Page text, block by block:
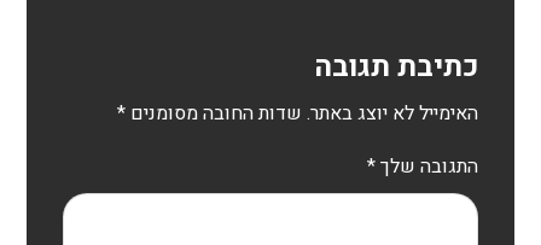
כתיבת תגובה
האימייל לא יוצג באתר. שדות החובה מסומנים*
התגובה שלך*